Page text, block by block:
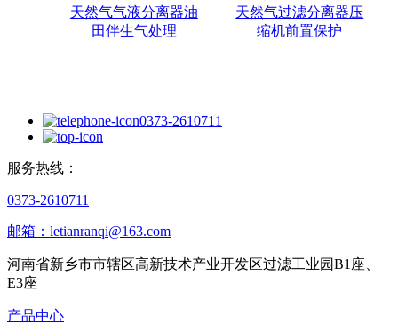
天然气气液分离器油
田伴生气处理
天然气过滤分离器压
缩机前置保护
0373-2610711
服务热线：
0373-2610711
邮箱：letianranqi@163.com
河南省新乡市市辖区高新技术产业开发区过滤工业园B1座、
E3座
产品中心